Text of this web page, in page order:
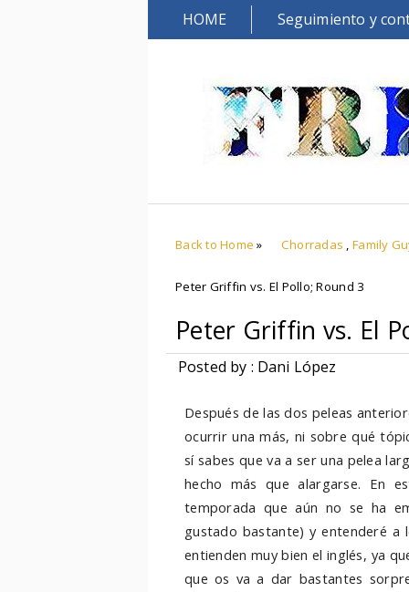
HOME Seguimiento y
Back to Home » Chorradas , Family
Peter Griffin vs. El Pollo; Round 3
Peter Griffin vs. El
Posted by : Dani López
Después de las dos peleas
ocurrir una más, ni sobre qué
sí sabes que va a ser una pelea
hecho más que alargarse. En
temporada que aún no se ha
gustado bastante) y entenderé a
entienden muy bien el inglés, ya
que os va a dar bastantes